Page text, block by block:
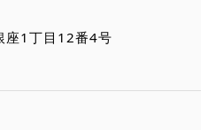
座1丁目12番4号